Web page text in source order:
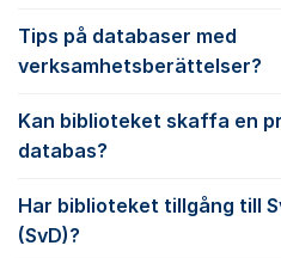
Tips på databaser med
verksamhetsberättelser?
Kan biblioteket skaffa en
databas?
Har biblioteket tillgång till
(SvD)?